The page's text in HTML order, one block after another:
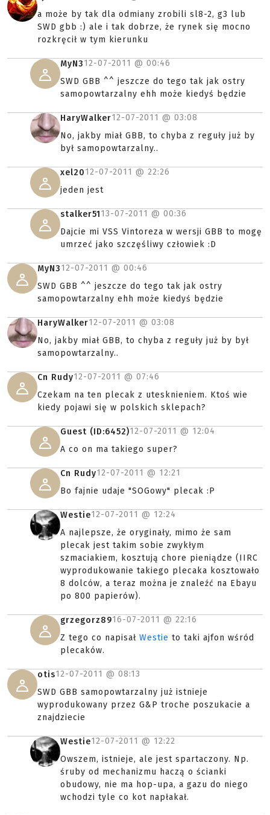
a może by tak dla odmiany zrobili sl8-2, g3 lub
SWD gbb :) ale i tak dobrze, że rynek się mocno
rozkręcił w tym kierunku
MyN312-07-2011 @ 00:46
SWD GBB ^^ jeszcze do tego tak jak ostry
samopowtarzalny ehh może kiedyś będzie
HaryWalker12-07-2011 @ 03:08
No, jakby miał GBB, to chyba z reguły już by
był samopowtarzalny..
xel2012-07-2011 @ 22:26
jeden jest
stalker5113-07-2011 @ 00:36
Dajcie mi VSS Vintoreza w wersji GBB to mogę
umrzeć jako szczęśliwy człowiek :D
MyN312-07-2011 @ 00:46
SWD GBB ^^ jeszcze do tego tak jak ostry
samopowtarzalny ehh może kiedyś będzie
HaryWalker12-07-2011 @ 03:08
No, jakby miał GBB, to chyba z reguły już by był
samopowtarzalny..
Cn Rudy12-07-2011 @ 07:46
Czekam na ten plecak z utesknieniem. Ktoś wie
kiedy pojawi się w polskich sklepach?
Guest (ID:6452)12-07-2011 @ 12:04
A co on ma takiego super?
Cn Rudy12-07-2011 @ 12:21
Bo fajnie udaje "SOGowy" plecak :P
Westie12-07-2011 @ 12:24
A najlepsze, że oryginały, mimo że sam
plecak jest takim sobie zwykłym
szmaciakiem, kosztują chore pieniądze (IIRC
wyprodukowanie takiego plecaka kosztowało
8 dolców, a teraz można je znaleźć na Ebayu
po 800 papierów).
grzegorz8916-07-2011 @ 22:16
Z tego co napisał Westie to taki ajfon wśród
plecaków.
otis12-07-2011 @ 08:13
SWD GBB samopowtarzalny już istnieje
wyprodukowany przez G&P troche poszukacie a
znajdziecie
Westie12-07-2011 @ 12:22
Owszem, istnieje, ale jest spartaczony. Np.
śruby od mechanizmu haczą o ścianki
obudowy, nie ma hop-upa, a gazu do niego
wchodzi tyle co kot napłakał.